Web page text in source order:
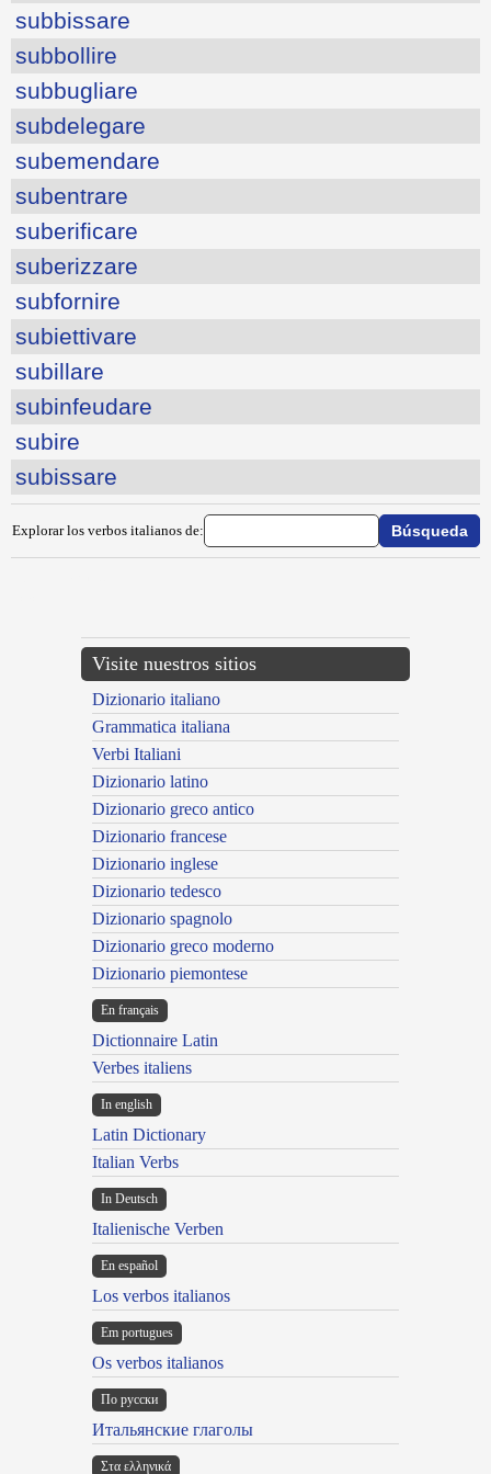
subbissare
subbollire
subbugliare
subdelegare
subemendare
subentrare
suberificare
suberizzare
subfornire
subiettivare
subillare
subinfeudare
subire
subissare
Explorar los verbos italianos de:
Visite nuestros sitios
Dizionario italiano
Grammatica italiana
Verbi Italiani
Dizionario latino
Dizionario greco antico
Dizionario francese
Dizionario inglese
Dizionario tedesco
Dizionario spagnolo
Dizionario greco moderno
Dizionario piemontese
En français
Dictionnaire Latin
Verbes italiens
In english
Latin Dictionary
Italian Verbs
In Deutsch
Italienische Verben
En español
Los verbos italianos
Em portugues
Os verbos italianos
По русски
Итальянские глаголы
Στα ελληνικά